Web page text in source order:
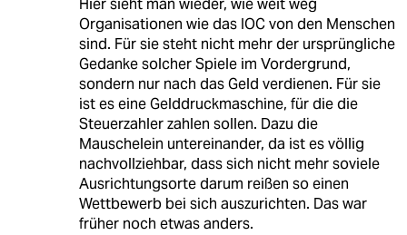
Hier sieht man wieder, wie weit weg
Organisationen wie das IOC von den Menschen
sind. Für sie steht nicht mehr der ursprüngliche
Gedanke solcher Spiele im Vordergrund,
sondern nur nach das Geld verdienen. Für sie
ist es eine Gelddruckmaschine, für die die
Steuerzahler zahlen sollen. Dazu die
Mauschelein untereinander, da ist es völlig
nachvollziehbar, dass sich nicht mehr soviele
Ausrichtungsorte darum reißen so einen
Wettbewerb bei sich auszurichten. Das war
früher noch etwas anders.